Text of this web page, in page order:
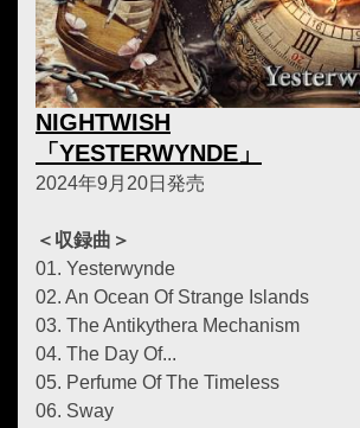
NIGHTWISH
「YESTERWYNDE」
2024年9月20日発売
＜収録曲＞
01. Yesterwynde
02. An Ocean Of Strange Islands
03. The Antikythera Mechanism
04. The Day Of...
05. Perfume Of The Timeless
06. Sway